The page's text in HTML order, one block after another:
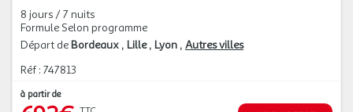
8 jours / 7 nuits
Formule Selon programme
Départ de Bordeaux Lille Lyon Autres villes
Réf : 747813
à partir de